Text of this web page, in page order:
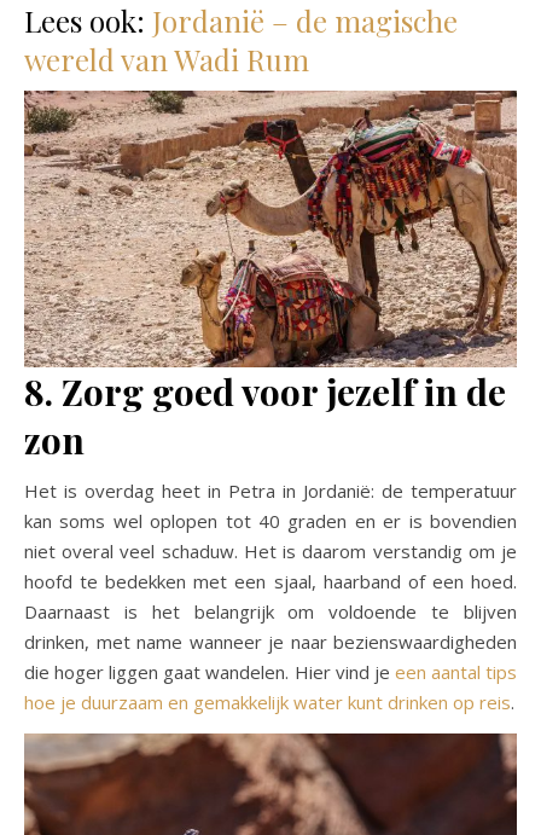
Lees ook: Jordanië – de magische
wereld van Wadi Rum
8. Zorg goed voor jezelf in de
zon
Het is overdag heet in Petra in Jordanië: de temperatuur
kan soms wel oplopen tot 40 graden en er is bovendien
niet overal veel schaduw. Het is daarom verstandig om je
hoofd te bedekken met een sjaal, haarband of een hoed.
Daarnaast is het belangrijk om voldoende te blijven
drinken, met name wanneer je naar bezienswaardigheden
die hoger liggen gaat wandelen. Hier vind je een aantal tips
hoe je duurzaam en gemakkelijk water kunt drinken op reis.